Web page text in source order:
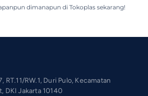
dimanapun di Tokoplas sekarang!
RT.11/RW.1, Duri Pulo, Kecamatan
DKI Jakarta 10140